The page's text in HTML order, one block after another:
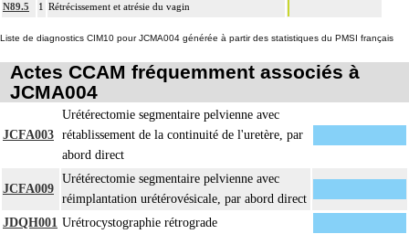
N89.5 1 Rétrécissement et atrésie du vagin
Liste de diagnostics CIM10 pour JCMA004 générée à partir des statistiques du PMSI français
Actes CCAM fréquemment associés à
JCMA004
JCFA003
Urétérectomie segmentaire pelvienne avec
rétablissement de la continuité de l'uretère, par
abord direct
JCFA009
Urétérectomie segmentaire pelvienne avec
réimplantation urétérovésicale, par abord direct
JDQH001 Urétrocystographie rétrograde